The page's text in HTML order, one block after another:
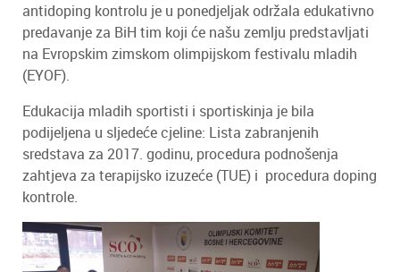
antidoping kontrolu je u ponedjeljak održala edukativno
predavanje za BiH tim koji će našu zemlju predstavljati
na Evropskim zimskom olimpijskom festivalu mladih
(EYOF).
Edukacija mladih sportisti i sportiskinja je bila
podijeljena u sljedeće cjeline: Lista zabranjenih
sredstava za 2017. godinu, procedura podnošenja
zahtjeva za terapijsko izuzeće (TUE) i procedura doping
kontrole.